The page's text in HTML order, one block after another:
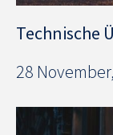
Technische
28